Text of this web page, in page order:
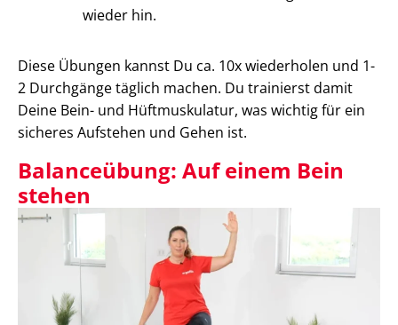
wieder hin.
Diese Übungen kannst Du ca. 10x wiederholen und 1-
2 Durchgänge täglich machen. Du trainierst damit
Deine Bein- und Hüftmuskulatur, was wichtig für ein
sicheres Aufstehen und Gehen ist.
Balanceübung: Auf einem Bein
stehen